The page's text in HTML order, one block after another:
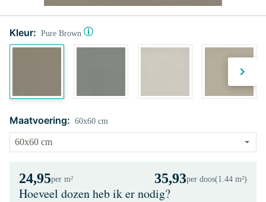
Kleur: Pure Brown
Maatvoering: 60x60 cm
24,95per m² 35,93per doos(1.44 m²)
Hoeveel dozen heb ik er nodig?